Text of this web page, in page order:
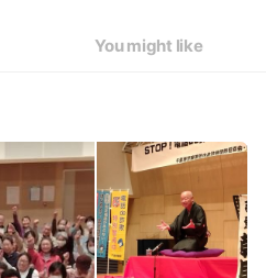
You might like